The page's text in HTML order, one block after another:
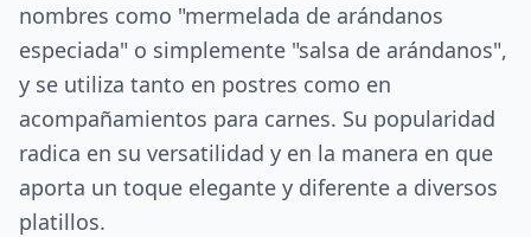
nombres como "mermelada de arándanos
especiada" o simplemente "salsa de arándanos",
y se utiliza tanto en postres como en
acompañamientos para carnes. Su popularidad
radica en su versatilidad y en la manera en que
aporta un toque elegante y diferente a diversos
platillos.